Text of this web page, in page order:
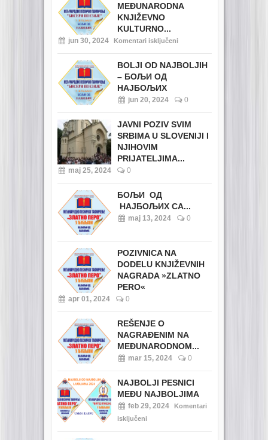
MEĐUNARODNA
KNJIŽEVNO
KULTURNO...
jun 30, 2024 Komentari isključeni
BOLJI OD NAJBOLJIH
– БОЉИ ОД
НАЈБОЉИХ
jun 20, 2024 0
JAVNI POZIV SVIM
SRBIMA U SLOVENIJI I
NJIHOVIM
PRIJATELJIMA...
maj 25, 2024 0
БОЉИ ОД
НАЈБОЉИХ СА...
maj 13, 2024 0
POZIVNICA NA
DODELU KNJIŽEVNIH
NAGRADA »ZLATNO
PERO«
apr 01, 2024 0
REŠENJE O
NAGRAĐENIM NA
MEĐUNARODNOM...
mar 15, 2024 0
NAJBOLJI PESNICI
MEĐU NAJBOLJIMA
feb 29, 2024
Komentari
isključeni